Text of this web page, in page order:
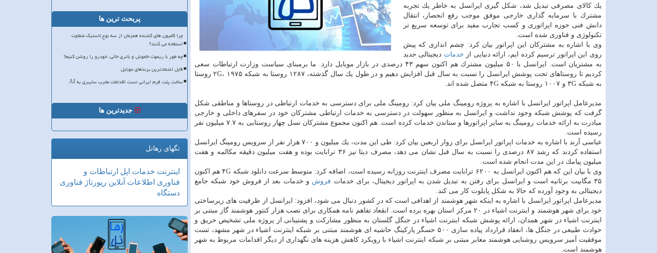
یك كالای مصرفی تبدیل شد، شكل گیری ایرانسل به خاطر یك تجربه
مشترك با سرمایه گذاری خارجی موفق موجب رفع انحصار، انتقال
دانش فنی حوزه اپراتوری و كسب تجارب مفید برای توسعه سریع تر
تكنولوژی و فناوری شده است.
وی با اشاره به مشتركان این اپراتور بیان كرد: چشم اندازی كه پیش
روی این اپراتور ترسیم كرده ایم، ارائه دنیایی از خدمات دیجیتالی جدید
به مشتریان است. ایرانسل با ۵۰ میلیون مشترك هم اكنون سهم ۴۳ درصدی در بازار موبایل دارد. ما برمبنای سیاست وزارت ارتباطات سعی
كردیم تا روستاهای تحت پوشش ایرانسل را نسبت به سال قبل افزایش دهیم و در طول یك سال گذشته، ۱۲۸۷ روستا به شبكه ۲G، ۱۹۷۵ روستا
به شبكه ۳G و ۱۰۰۷ روستا به شبكه ۴G متصل شده اند.
مدیرعامل اپراتور ایرانسل با اشاره به پروژه رومینگ ملی بیان كرد: رومینگ ملی برای دسترسی به خدمات ارتباطی در روستاها و مناطقی شكل
گرفت كه پوشش شبكه وجود نداشت و ایرانسل به منظور سهولت در دسترسی به خدمات ارتباطی مشتركان خود در سفرهای داخلی و خارجی
مبادرت به ارائه خدمات رومینگ به سایر اپراتورها و ستاندن خدمات كرده است. هم اكنون مجموع مشتركان نسل چهار روستایی به ۷.۷ میلیون نفر
رسیده است.
عباسی آرند با اشاره به خدمات اپراتور ایرانسل برای زوار اربعین بیان كرد: طی این مدت، یك میلیون و ۷۰۰ هزار نفر از سرویس رومینگ ایرانسل
استفاده كردند كه رشد ۸۷ درصدی را نسبت به سال قبل نشان می دهد، مصرف دیتا نیز ۳۶ ترابایت بوده و هفت میلیون دقیقه مكالمه و هفت
میلیون پیامك در این مدت انجام شده است.
وی با بیان این كه هم اكنون ایرانسل به ۶۲۰۰ ترابایت مصرف اینترنت روزانه رسیده است، اضافه كرد: متوسط سرعت دانلود شبكه ۴G هم اكنون
۳۵ مگابیت برثانیه است و ایرانسل برای رفتن به تبدیل شدن به اپراتور دیجیتال، برای خدمات
فروش و خدمات بعد از فروش خود شبكه جامع
دیجیتالی به وجود آورده كه حالا به شكل پایلوت كار می كند.
مدیرعامل اپراتور ایرانسل با اشاره به اینكه شهر هوشمند از اهدافی است كه در كشور دنبال می شود، افزود: ایرانسل از ظرفیت های زیرساختی
خود برای شهر هوشمند و اینترنت اشیاء در ۲۰ مركز استان بهره برده است. انقعاد تفاهم نامه همكاری برای نصب هزار كنتور هوشمند گاز مبتنی بر
اینترنت اشیاء در شهر همدان، ارائه پوشش شبكه اینترنت اشیاء در جنگل گلستان به منظور مشاركت و پشتیبانی از پروژه ملی تشخیص حریق و
حوادث طبیعی در جنگل ها، انعقاد قرارداد پیاده سازی ۵۰۰ حسگر پاركینگ حاشیه ای هوشمند مبتنی بر شبكه اینترنت اشیاء در شهر مشهد، تست
موفقیت آمیز سرویس روشنایی هوشمند معابر مبتنی بر شبكه اینترنت اشیاء با رویكرد كاهش هزینه های نگهداری از دیگر اقدامات مربوط به شهر
هوشمند است.
پربحث ترین ها
چرا کامیون های کشنده همزمان از سه نوع لاستیک متفاوت
استفاده می کنند؟
چه طور با ریموت خاموش و باتری خالی، خودرو را روشن کنیم؟
قابل اعتمادترین برندهای موبایل
ساخت پلت فرم ایرانی تست اقدامات مخرب سایبری به AI
جدیدترین ها
تگهای رهاتل
اینترنت خدمات اپل ارتباطات و
فناوری اطلاعات آنلاین رپورتاژ فناوری
دستگاه